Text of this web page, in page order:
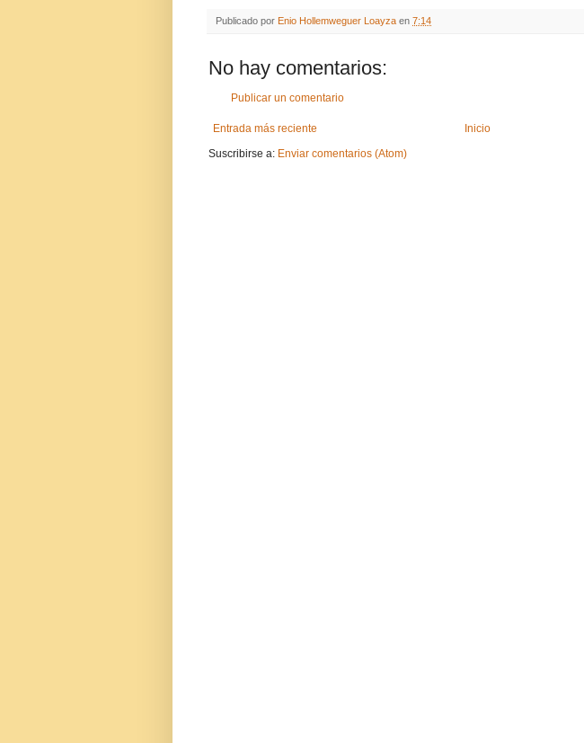
Publicado por Enio Hollemweguer Loayza en 7:14
No hay comentarios:
Publicar un comentario
Entrada más reciente
Inicio
Suscribirse a: Enviar comentarios (Atom)